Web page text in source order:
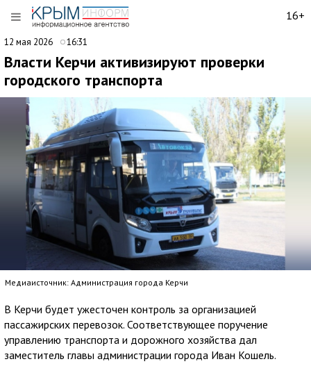
16+
12 мая 2026 16:31
Власти Керчи активизируют проверки
городского транспорта
Медиаисточник: Администрация города Керчи
В Керчи будет ужесточен контроль за организацией
пассажирских перевозок. Соответствующее поручение
управлению транспорта и дорожного хозяйства дал
заместитель главы администрации города Иван Кошель.